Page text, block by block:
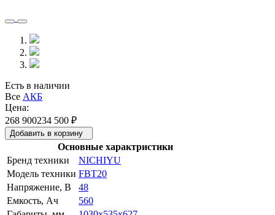
Есть в наличии
Все АКБ
Цена:
268 900234 500 ₽
Добавить в корзину
Основные характристики
Бренд техники
NICHIYU
Модель техники FBT20
Напряжение, В
48
Емкость, Ач
560